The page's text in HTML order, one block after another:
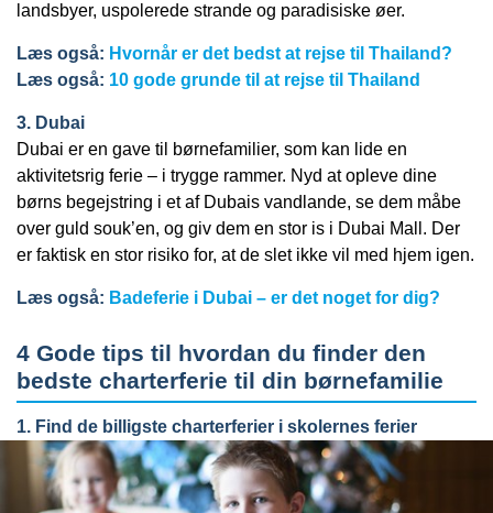
landsbyer, uspolerede strande og paradisiske øer.
Læs også: Hvornår er det bedst at rejse til Thailand?
Læs også: 10 gode grunde til at rejse til Thailand
3. Dubai
Dubai er en gave til børnefamilier, som kan lide en
aktivitetsrig ferie – i trygge rammer. Nyd at opleve dine
børns begejstring i et af Dubais vandlande, se dem måbe
over guld souk’en, og giv dem en stor is i Dubai Mall. Der
er faktisk en stor risiko for, at de slet ikke vil med hjem igen.
Læs også: Badeferie i Dubai – er det noget for dig?
4 Gode tips til hvordan du finder den
bedste charterferie til din børnefamilie
1. Find de billigste charterferier i skolernes ferier